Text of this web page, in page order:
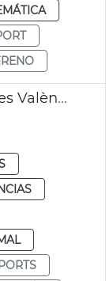
Cierre inscripciones Gay Games València 2026